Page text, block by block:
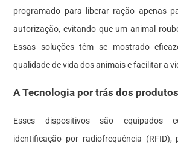
programado para liberar ração apenas
autorização, evitando que um animal
Essas soluções têm se mostrado
qualidade de vida dos animais e facilitar a
A Tecnologia por trás dos produtos
Esses dispositivos são equipados
identificação por radiofrequência (RFID),